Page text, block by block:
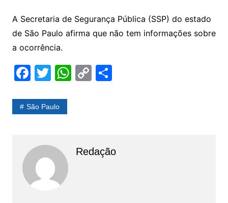
A Secretaria de Segurança Pública (SSP) do estado
de São Paulo afirma que não tem informações sobre
a ocorrência.
F
c
o
o
k
T
itt
W
p
C
n
S
São Paulo
Redação